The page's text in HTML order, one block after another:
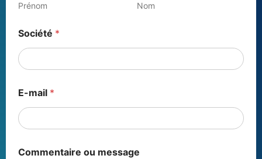
Prénom Nom
Société *
E-mail *
Commentaire ou message